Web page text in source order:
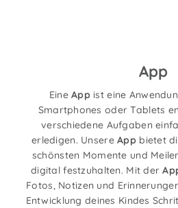
App
EineAppist eine
Smartphones oder Tablets
verschiedene Aufgaben
erledigen. UnsereAppbietet
schönsten Momente und
digital festzuhalten. Mit der
Fotos, Notizen und
Entwicklung deines Kindes